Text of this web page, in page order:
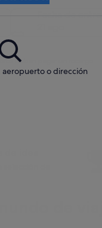
aeropuerto o dirección
deban pagar un recargo.